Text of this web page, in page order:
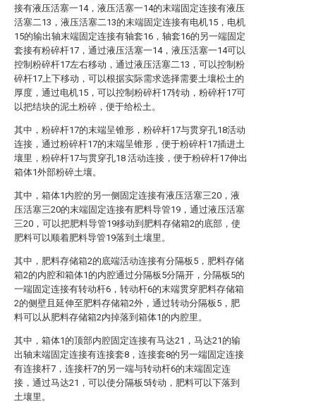
接有液压活塞一14，液压活塞一14的末端固定连接有液压
活塞二13，液压活塞二13的末端固定连接有电机15，电机
15的输出轴末端固定连接有轴套16，轴套16的另一端固定
套接有粉碎杆17，通过液压活塞一14，液压活塞一14可以
控制粉碎杆17左右移动，通过液压活塞二13，可以控制粉
碎杆17上下移动，可以根据实际需求选择需要土壤松土的
厚度，通过电机15，可以控制粉碎杆17转动，粉碎杆17可
以把结块的泥土粉碎，便于给松土。
其中，粉碎杆17的末端呈锥形，粉碎杆17与贯穿孔18活动
连接，通过粉碎杆17的末端呈锥形，便于粉碎杆17插进土
壤里，粉碎杆17与贯穿孔18 活动连接，便于粉碎杆17伸出
箱体1外部粉碎土壤。
其中，箱体1内腔的另一侧固定连接有液压活塞三20，液
压活塞三20的末端固定连接有肥料导管19，通过液压活塞
三20，可以把肥料导管19移动到肥料存储箱2的底部，使
肥料可以顺着肥料导管19落到土壤里。
其中，肥料存储箱2的底端活动连接有分隔板5，肥料存储
箱2的内腔和箱体1的内腔通过分隔板5分隔开，分隔板5的
一端固定连接有转动杆6，转动杆6的末端贯穿肥料存储箱
2的侧壁且延伸至肥料存储箱2外，通过转动分隔板5，肥
料可以从肥料存储箱2内掉落到箱体1的内腔里。
其中，箱体1的顶部内腔固定连接有马达21，马达21的输
出轴末端固定连接有连接套8，连接套8的另一端固定连接
有连接杆7，连接杆7的另一端与转动杆6的末端固定连
接，通过马达21，可以使分隔板5转动，肥料可以下落到
土壤里。